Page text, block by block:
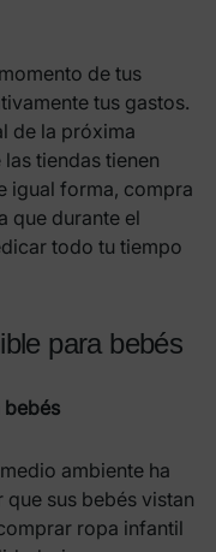
de tus
tus gastos.
de la próxima
tiendas tienen
igual forma, compra
que durante el
todo tu tiempo
para bebés
bebés
ambiente ha
sus bebés vistan
ropa infantil